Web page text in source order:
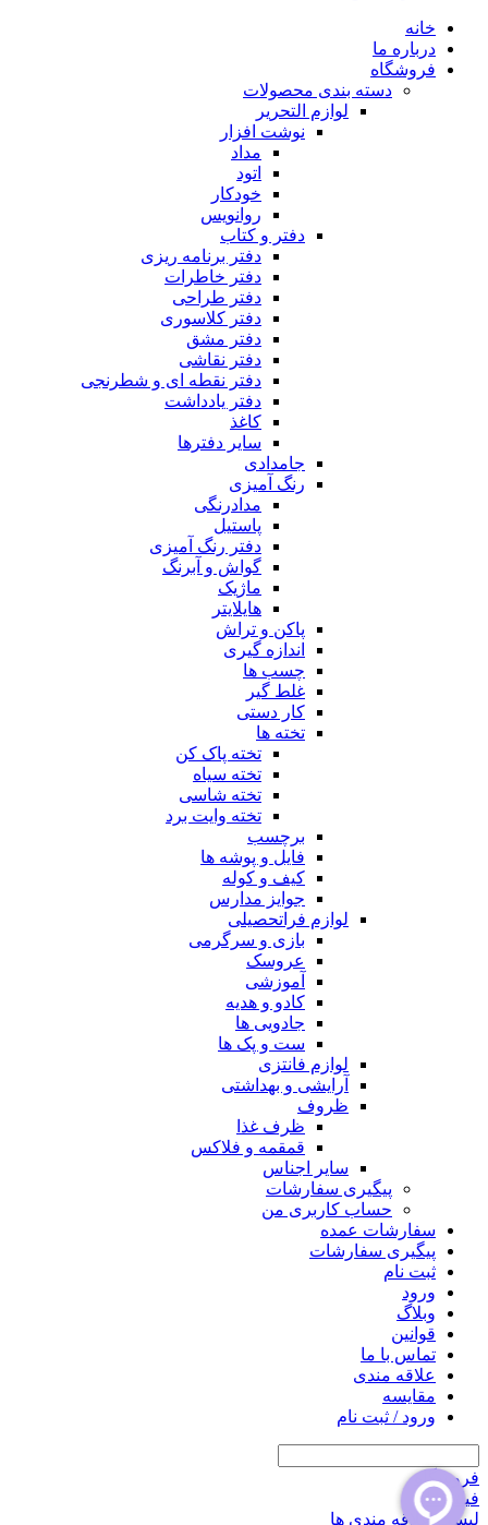
خانه
درباره ما
فروشگاه
دسته بندی محصولات
لوازم التحریر
نوشت افزار
مداد
اتود
خودکار
روانویس
دفتر و کتاب
دفتر برنامه ریزی
دفتر خاطرات
دفتر طراحی
دفتر کلاسوری
دفتر مشق
دفتر نقاشی
دفتر نقطه ای و شطرنجی
دفتر یادداشت
کاغذ
سایر دفترها
جامدادی
رنگ آمیزی
مدادرنگی
پاستیل
دفتر رنگ آمیزی
گواش و آبرنگ
ماژیک
هایلایتر
پاکن و تراش
اندازه گیری
چسب ها
غلط گیر
کار دستی
تخته ها
تخته پاک کن
تخته سیاه
تخته شاسی
تخته وایت برد
برچسب
فایل و پوشه ها
کیف و کوله
جوایز مدارس
لوازم فراتحصیلی
بازی و سرگرمی
عروسک
آموزشی
کادو و هدیه
جادویی ها
ست و پک ها
لوازم فانتزی
آرایشی و بهداشتی
ظروف
ظرف غذا
قمقمه و فلاکس
سایر اجناس
پیگیری سفارشات
حساب کاربری من
سفارشات عمده
پیگیری سفارشات
ثبت نام
ورود
وبلاگ
قوانین
تماس با ما
علاقه مندی
مقايسه
ورود / ثبت نام
فروشگاه
فیلتر ها
لیست علاقه مندی ها